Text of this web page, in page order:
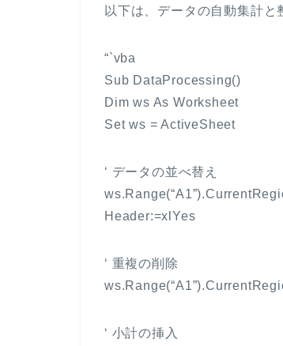
以下は、データの自動集計と
“`vba
Sub DataProcessing()
Dim ws As Worksheet
Set ws = ActiveSheet
‘ データの並べ替え
Header:=xlYes
‘ 重複の削除
‘ 小計の挿入